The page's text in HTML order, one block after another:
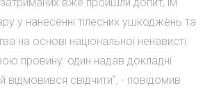
вже пройшли допит, їм
у нанесенні тілесних ушкоджень та
на основі національної ненависті.
провину: один надав докладні
відмовився свідчити", - повідомив